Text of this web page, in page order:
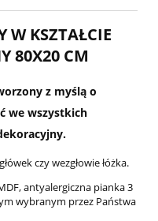
W KSZTAŁCIE
80X20 CM
z myślą o
we wszystkich
czy wezgłowie łóżka.
antyalergiczna pianka 3
wybranym przez Państwa